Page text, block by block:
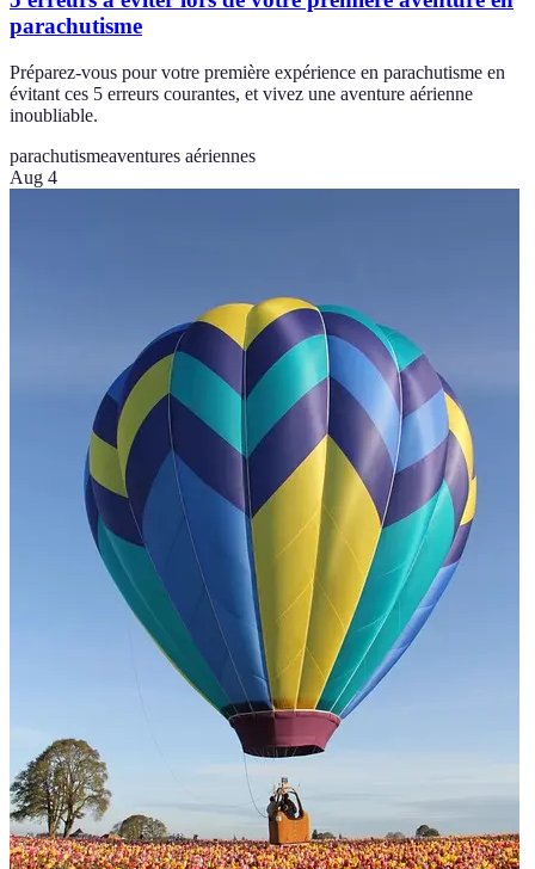
parachutisme
Préparez-vous pour votre première expérience en parachutisme en
évitant ces 5 erreurs courantes, et vivez une aventure aérienne
inoubliable.
parachutismeaventures aériennes
Aug 4